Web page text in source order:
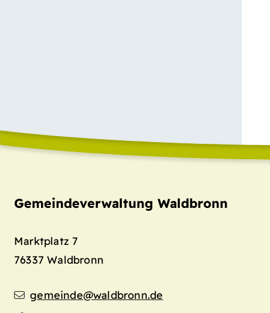
Gemeindeverwaltung Waldbronn
Marktplatz 7
76337 Waldbronn
gemeinde@waldbronn.de